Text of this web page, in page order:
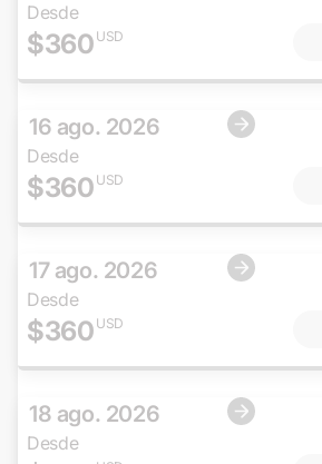
Desde
$360 USD
16 ago. 2026
Desde
$360 USD
17 ago. 2026
Desde
$360 USD
18 ago. 2026
Desde